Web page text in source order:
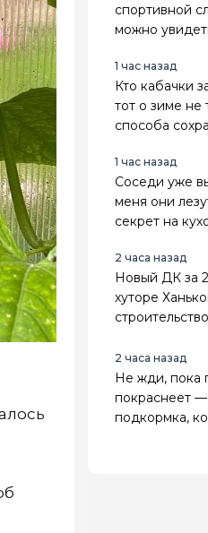
спортивной
можно
1 час назад
Кто кабачки
тот о зиме не
способа
1 час назад
Соседи уже
меня они
секрет на
2 часа назад
Новый ДК за
хуторе
2 часа назад
Не жди, пока
покраснеет
подкормка,